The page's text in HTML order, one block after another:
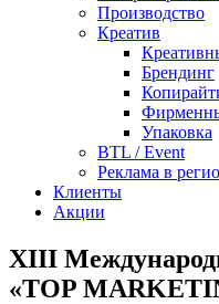
Производство
Креатив
Брендинг
Упаковка
BTL / Event
Реклама в
Клиенты
Акции
XIII
«TOP